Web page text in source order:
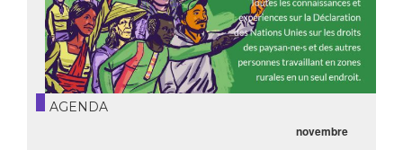
AGENDA
novembre